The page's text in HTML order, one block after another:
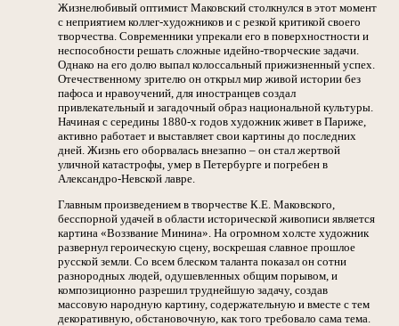
Жизнелюбивый оптимист Маковский столкнулся в этот момент
с неприятием коллег-художников и с резкой критикой своего
творчества. Современники упрекали его в поверхностности и
неспособности решать сложные идейно-творческие задачи.
Однако на его долю выпал колоссальный прижизненный успех.
Отечественному зрителю он открыл мир живой истории без
пафоса и нравоучений, для иностранцев создал
привлекательный и загадочный образ национальной культуры.
Начиная с середины 1880-х годов художник живет в Париже,
активно работает и выставляет свои картины до последних
дней. Жизнь его оборвалась внезапно – он стал жертвой
уличной катастрофы, умер в Петербурге и погребен в
Александро-Невской лавре.
Главным произведением в творчестве К.Е. Маковского,
бесспорной удачей в области исторической живописи является
картина «Воззвание Минина». На огромном холсте художник
развернул героическую сцену, воскрешая славное прошлое
русской земли. Со всем блеском таланта показал он сотни
разнородных людей, одушевленных общим порывом, и
композиционно разрешил труднейшую задачу, создав
массовую народную картину, содержательную и вместе с тем
декоративную, обстановочную, как того требовало сама тема.